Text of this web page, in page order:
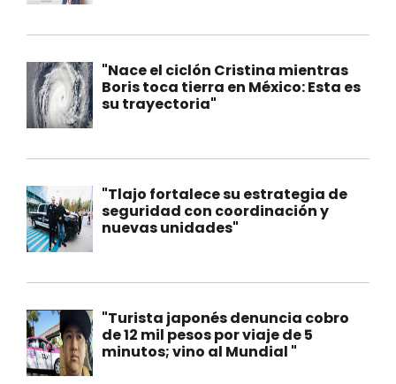
"Nace el ciclón Cristina mientras
Boris toca tierra en México: Esta es
su trayectoria"
"Tlajo fortalece su estrategia de
seguridad con coordinación y
nuevas unidades"
"Turista japonés denuncia cobro
de 12 mil pesos por viaje de 5
minutos; vino al Mundial "